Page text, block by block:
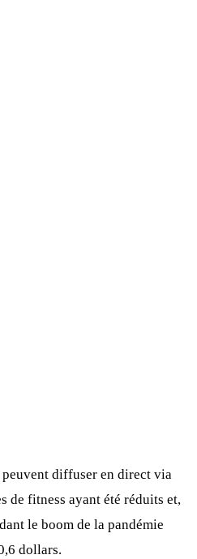
peuvent diffuser en direct via
de fitness ayant été réduits et,
le boom de la pandémie
dollars.